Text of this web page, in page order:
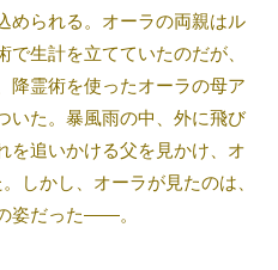
められる。オーラの両親はル
生計を立てていたのだが、
降霊術を使ったオーラの母ア
いた。暴風雨の中、外に飛び
を追いかける父を見かけ、オ
しかし、オーラが見たのは、
姿だった――。